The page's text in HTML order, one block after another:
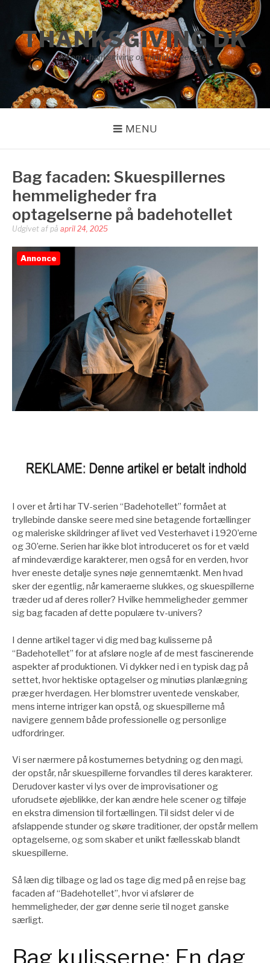
indholdTHANKSGIVING DK
Alt om Thanksgiving og højtiden generelt
MENU
Bag facaden: Skuespillernes
hemmeligheder fra
optagelserne på badehotellet
Udgivet af på april 24, 2025
Annonce
I over et årti har TV-serien “Badehotellet” formået at
tryllebinde danske seere med sine betagende fortællinger
og maleriske skildringer af livet ved Vesterhavet i 1920’erne
og 30’erne. Serien har ikke blot introduceret os for et væld
af mindeværdige karakterer, men også for en verden, hvor
hver eneste detalje synes nøje gennemtænkt. Men hvad
sker der egentlig, når kameraerne slukkes, og skuespillerne
træder ud af deres roller? Hvilke hemmeligheder gemmer
sig bag facaden af dette populære tv-univers?
I denne artikel tager vi dig med bag kulisserne på
“Badehotellet” for at afsløre nogle af de mest fascinerende
aspekter af produktionen. Vi dykker ned i en typisk dag på
settet, hvor hektiske optagelser og minutiøs planlægning
præger hverdagen. Her blomstrer uventede venskaber,
mens interne intriger kan opstå, og skuespillerne må
navigere gennem både professionelle og personlige
udfordringer.
Vi ser nærmere på kostumernes betydning og den magi,
der opstår, når skuespillerne forvandles til deres karakterer.
Derudover kaster vi lys over de improvisationer og
uforudsete øjeblikke, der kan ændre hele scener og tilføje
en ekstra dimension til fortællingen. Til sidst deler vi de
afslappende stunder og skøre traditioner, der opstår mellem
optagelserne, og som skaber et unikt fællesskab blandt
skuespillerne.
Så læn dig tilbage og lad os tage dig med på en rejse bag
facaden af “Badehotellet”, hvor vi afslører de
hemmeligheder, der gør denne serie til noget ganske
særligt.
Bag kulisserne: En dag